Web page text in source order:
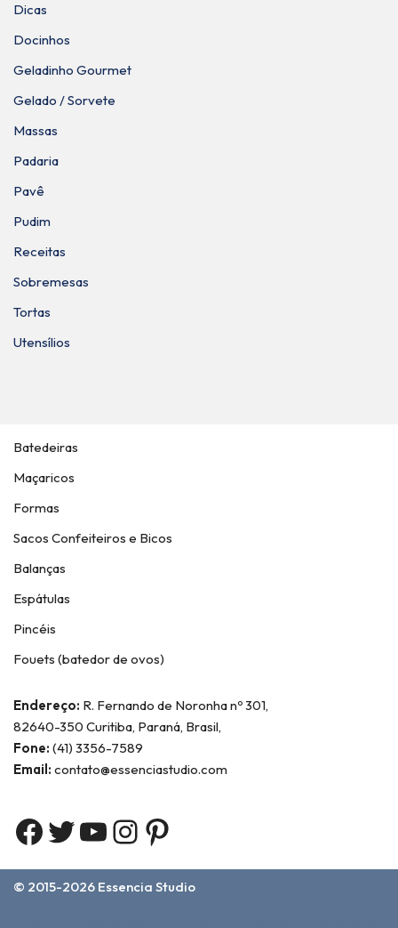
Dicas
Docinhos
Geladinho Gourmet
Gelado / Sorvete
Massas
Padaria
Pavê
Pudim
Receitas
Sobremesas
Tortas
Utensílios
Batedeiras
Maçaricos
Formas
Sacos Confeiteiros e Bicos
Balanças
Espátulas
Pincéis
Fouets (batedor de ovos)
Endereço: R. Fernando de Noronha nº 301,
82640-350 Curitiba, Paraná, Brasil,
Fone: (41) 3356-7589
Email: contato@essenciastudio.com
© 2015-2026 Essencia Studio